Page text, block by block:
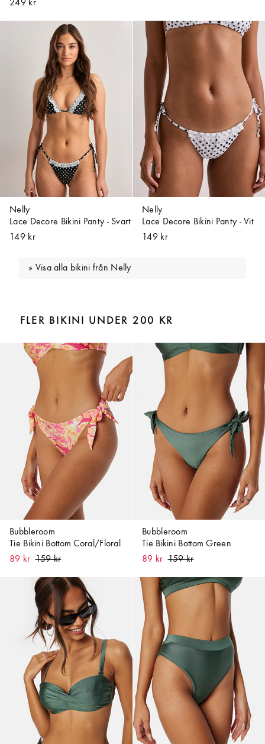
249 kr
Nelly
Lace Decore Bikini Panty - Svart
149 kr
Nelly
Lace Decore Bikini Panty - Vit
149 kr
Visa alla bikini från Nelly
FLER BIKINI UNDER 200 KR
Bubbleroom
Tie Bikini Bottom Coral/Floral
89 kr
Bubbleroom
Tie Bikini Bottom Green
89 kr